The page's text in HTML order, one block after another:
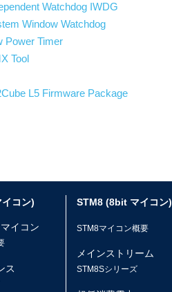
Watchdog IWDG
Window Watchdog
Power Timer
Tool
L5 Firmware Package
コン)
イコン
ス
STM8 (8bit マイコン)
STM8マイコン概要
メインストリーム
STM8Sシリーズ